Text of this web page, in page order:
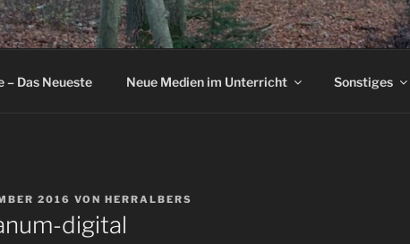
Das Neueste Neue Medien im Unterricht Sonstiges
2016 VON HERRALBERS
digital